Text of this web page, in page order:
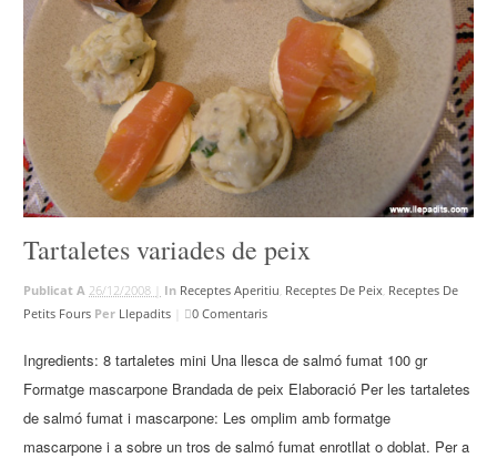
Tartaletes variades de peix
Publicat A 26/12/2008 | In Receptes Aperitiu Receptes De Peix Receptes De
Petits Fours Per Llepadits 0 Comentaris
Ingredients: 8 tartaletes mini Una llesca de salmó fumat 100 gr
Formatge mascarpone Brandada de peix Elaboració Per les tartaletes
de salmó fumat i mascarpone: Les omplim amb formatge
mascarpone i a sobre un tros de salmó fumat enrotllat o doblat. Per a